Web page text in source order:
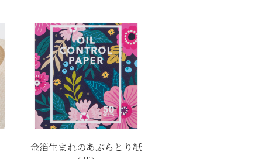
金箔生まれのあぶらとり紙